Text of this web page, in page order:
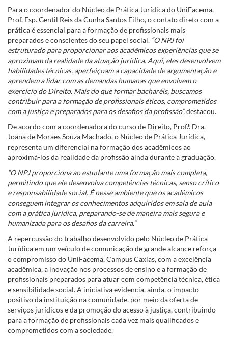
Para o coordenador do Núcleo de Prática Jurídica do UniFacema,
Prof. Esp. Gentil Reis da Cunha Santos Filho, o contato direto com a
prática é essencial para a formação de profissionais mais
preparados e conscientes do seu papel social. “O NPJ foi
estruturado para proporcionar aos acadêmicos experiências que se
aproximam da realidade da atuação jurídica. Aqui, eles desenvolvem
habilidades técnicas, aperfeiçoam a capacidade de argumentação e
aprendem a lidar com as demandas humanas que envolvem o
exercício do Direito. Mais do que formar bacharéis, buscamos
contribuir para a formação de profissionais éticos, comprometidos
com a justiça e preparados para os desafios da profissão”,destacou.
De acordo com a coordenadora do curso de Direito, Prof.ª. Dra.
Joana de Moraes Souza Machado, o Núcleo de Prática Jurídica,
representa um diferencial na formação dos acadêmicos ao
aproximá-los da realidade da profissão ainda durante a graduação.
“O NPJ proporciona ao estudante uma formação mais completa,
permitindo que ele desenvolva competências técnicas, senso crítico
e responsabilidade social. É nesse ambiente que os acadêmicos
conseguem integrar os conhecimentos adquiridos em sala de aula
com a prática jurídica, preparando-se de maneira mais segura e
humanizada para os desafios da carreira.”
A repercussão do trabalho desenvolvido pelo Núcleo de Prática
Jurídica em um veículo de comunicação de grande alcance reforça
o compromisso do UniFacema, Campus Caxias, com a excelência
acadêmica, a inovação nos processos de ensino e a formação de
profissionais preparados para atuar com competência técnica, ética
e sensibilidade social. A iniciativa evidencia, ainda, o impacto
positivo da instituição na comunidade, por meio da oferta de
serviços jurídicos e da promoção do acesso à justiça, contribuindo
para a formação de profissionais cada vez mais qualificados e
comprometidos com a sociedade.